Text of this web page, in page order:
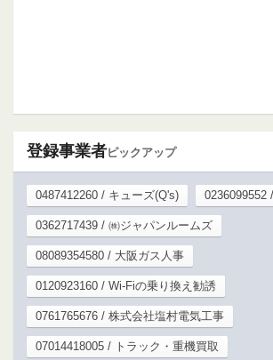
登録事業者ピックアップ
0487412260 / キューズ(Q's) 0236099552
0362717439 / ㈱ジャパンルームズ
08089354580 / 大阪ガス人事
0120923160 / Wi-Fiの乗り換え勧誘
0761765676 / 株式会社塩村電気工事
07014418005 / トラック・重機買取